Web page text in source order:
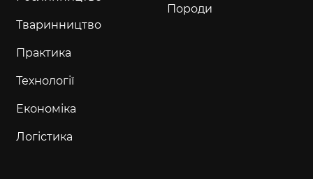
Тваринництво
Практика
Технології
Економіка
Логістика
Породи